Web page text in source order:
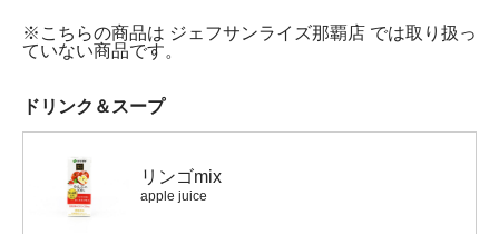
※こちらの商品は ジェフサンライズ那覇店 では取り扱っ
ていない商品です。
ドリンク＆スープ
リンゴmix
apple juice